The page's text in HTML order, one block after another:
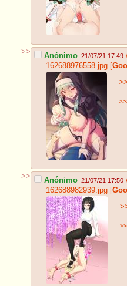
>> Anónimo 21/07/21 17:49
162688976558.jpg [
>> Anónimo 21/07/21 17:50
162688982939.jpg [